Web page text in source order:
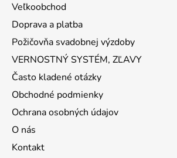
Veľkoobchod
Doprava a platba
Požičovňa svadobnej výzdoby
VERNOSTNÝ SYSTÉM, ZĽAVY
Často kladené otázky
Obchodné podmienky
Ochrana osobných údajov
O nás
Kontakt